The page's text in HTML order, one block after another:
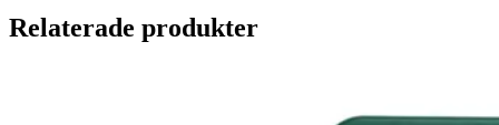
Relaterade produkter